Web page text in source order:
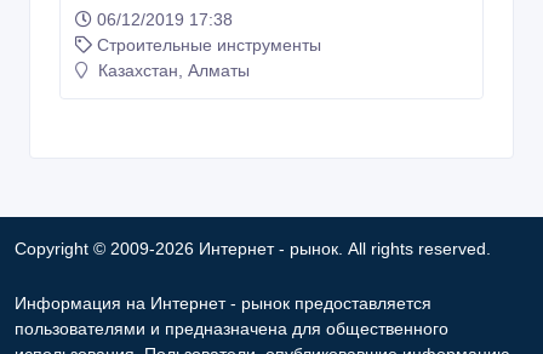
06/12/2019 17:38
Строительные инструменты
Казахстан, Алматы
Copyright © 2009-2026 Интернет - рынок. All rights reserved.
Информация на Интернет - рынок предоставляется
пользователями и предназначена для общественного